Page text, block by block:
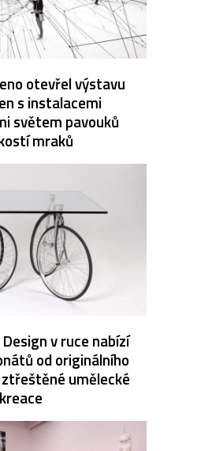
otevřel výstavu
s instalacemi
světem pavouků
mraků
v ruce nabízí
od originálního
umělecké
kreace